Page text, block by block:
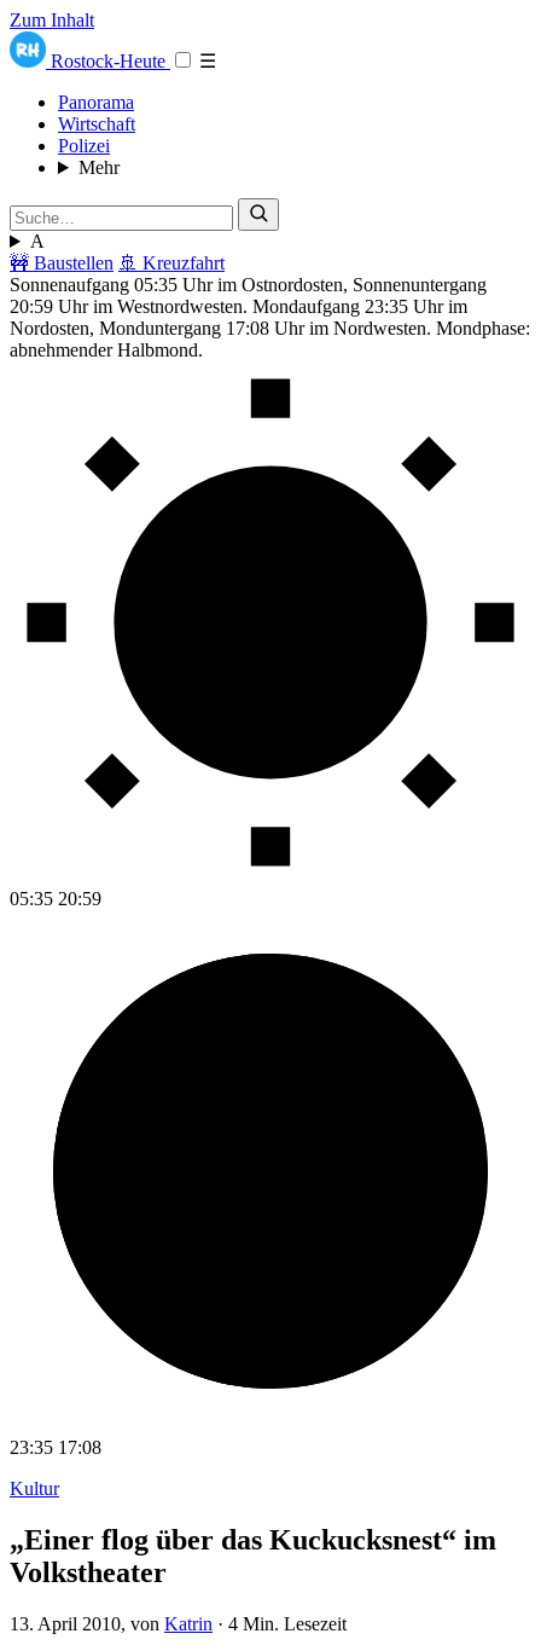
Zum Inhalt
Rostock-Heute
☰
Panorama
Wirtschaft
Polizei
Mehr
A
🚧 Baustellen 🚢 Kreuzfahrt
Sonnenaufgang 05:35 Uhr im Ostnordosten, Sonnenuntergang
20:59 Uhr im Westnordwesten. Mondaufgang 23:35 Uhr im
Nordosten, Monduntergang 17:08 Uhr im Nordwesten. Mondphase:
abnehmender Halbmond.
05:35 20:59
23:35 17:08
Kultur
„Einer flog über das Kuckucksnest“ im
Volkstheater
13. April 2010, von Katrin · 4 Min. Lesezeit